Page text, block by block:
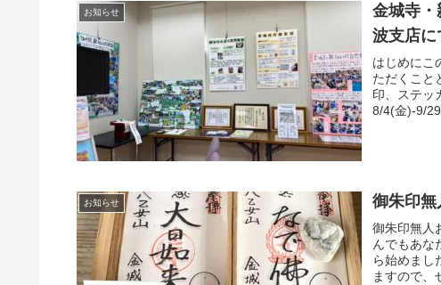
お知らせ
金城寺
波支店に
はじめにこ
ただくこと
印、ステッ
8/4(金)-9/
お知らせ 御朱印
御朱印無人
んでもあな
ら始めまし
ますので、